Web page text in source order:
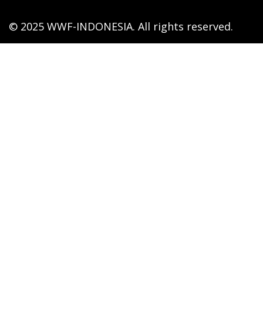
© 2025 WWF-INDONESIA. All rights reserved.